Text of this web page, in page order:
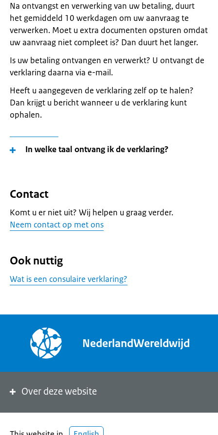
Na ontvangst en verwerking van uw betaling, duurt
het gemiddeld 10 werkdagen om uw aanvraag te
verwerken. Moet u extra documenten opsturen omdat
uw aanvraag niet compleet is? Dan duurt het langer.
Is uw betaling ontvangen en verwerkt? U ontvangt de
verklaring daarna via e-mail.
Heeft u aangegeven de verklaring zelf op te halen?
Dan krijgt u bericht wanneer u de verklaring kunt
ophalen.
In welke taal ontvang ik de verklaring?
Contact
Komt u er niet uit? Wij helpen u graag verder.
Neem contact op met ons
Ook nuttig
Wat is een consulaire verklaring?
NederlandWereldwijd
Over deze website